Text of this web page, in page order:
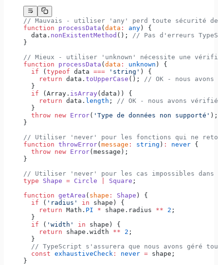
// Mauvais - utiliser 'any' perd toute sécurité
function processData ( data : any ) {
  data.
nonExistentMethod ();
// Pas d'erreurs
}
// Mieux - utiliser 'unknown' nécessite une
function processData ( data : unknown ) {
  if
( typeof data === 'string' ) {
    return
data. toUpperCase ();
// OK - nous
  }
  if
(Array. isArray(data)) {
    return
data. length ;
// OK - nous avons
  }
  throw
new Error( 'Type de données non supporté' );
}
// Utiliser 'never' pour les fonctions qui ne
function throwError( message : string ) : never {
  throw
new Error(message);
}
// Utiliser 'never' pour les cas impossibles
type Shape = Circle Square ;
function getArea ( shape : Shape ) {
  if
( 'radius' in shape) {
    return
Math. PI * shape.radius ** 2 ;
  }
  if
( 'width' in shape) {
    return
shape.width ** 2 ;
  }
// TypeScript s'assurera que nous avons géré
  const
exhaustiveCheck : never = shape;
}